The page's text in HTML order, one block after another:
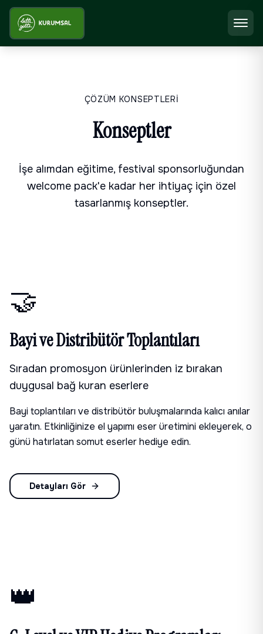
ÇÖZÜM KONSEPTLERİ
Konseptler
İşe alımdan eğitime, festival sponsorluğundan
welcome pack'e kadar her ihtiyaç için özel
tasarlanmış konseptler.
🤝
Bayi ve Distribütör Toplantıları
Sıradan promosyon ürünlerinden iz bırakan
duygusal bağ kuran eserlere
Bayi toplantıları ve distribütör buluşmalarında kalıcı anılar
yaratın. Etkinliğinize el yapımı eser üretimini ekleyerek, o
günü hatırlatan somut eserler hediye edin.
Detayları Gör
👑